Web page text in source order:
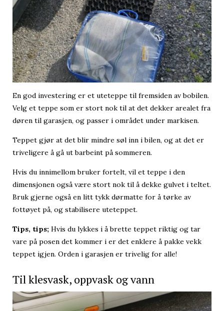
En god investering er et uteteppe til fremsiden av bobilen.
Velg et teppe som er stort nok til at det dekker arealet fra
døren til garasjen, og passer i området under markisen.
Teppet gjør at det blir mindre søl inn i bilen, og at det er
triveligere å gå ut barbeint på sommeren.
Hvis du innimellom bruker fortelt, vil et teppe i den
dimensjonen også være stort nok til å dekke gulvet i teltet.
Bruk gjerne også en litt tykk dørmatte for å tørke av
fottøyet på, og stabilisere uteteppet.
Tips, tips; Hvis du lykkes i å brette teppet riktig og tar
vare på posen det kommer i er det enklere å pakke vekk
teppet igjen. Orden i garasjen er trivelig for alle!
Til klesvask, oppvask og vann